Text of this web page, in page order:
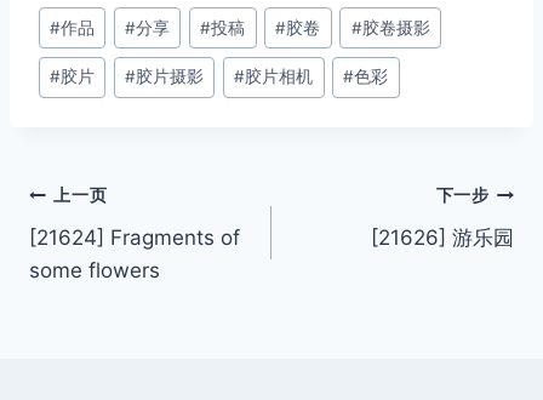
文
章
标
#作品 #分享 #投稿 #胶卷 #胶卷摄影
#胶片 #胶片摄影 #胶片相机 #色彩
文
章
上一页
[21624] Fragments of
some flowers
下一步
[21626] 游乐园